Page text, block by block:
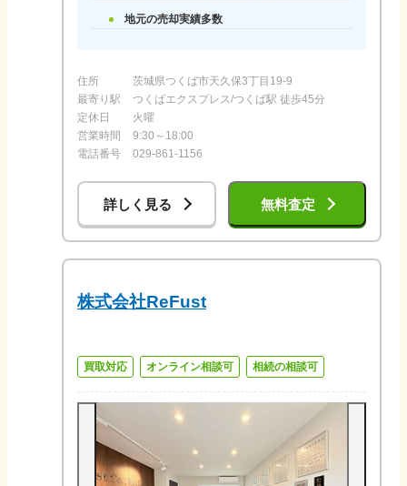
地元の売却実績多数
住所
茨城県つくば市天久保3丁目19-9
最寄り駅
つくばエクスプレス/つくば駅 徒歩45分
定休日
火曜
営業時間
9:30～18:00
電話番号
029-861-1156
詳しく見る 無料査定
株式会社ReFust
買取対応 オンライン相談可 相続の相談可